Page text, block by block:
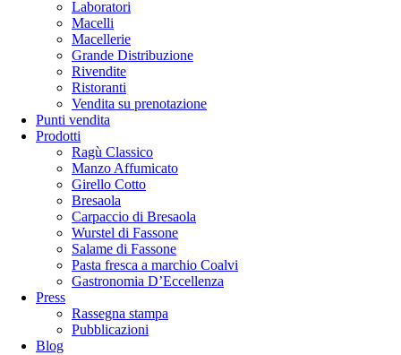
Laboratori
Macelli
Macellerie
Grande Distribuzione
Rivendite
Ristoranti
Vendita su prenotazione
Punti vendita
Prodotti
Ragù Classico
Manzo Affumicato
Girello Cotto
Bresaola
Carpaccio di Bresaola
Wurstel di Fassone
Salame di Fassone
Pasta fresca a marchio Coalvi
Gastronomia D’Eccellenza
Press
Rassegna stampa
Pubblicazioni
Blog